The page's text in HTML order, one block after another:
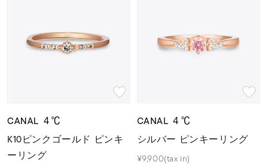
CANAL ４℃
K10ピンクゴールド ピンキ
ーリング
CANAL ４℃
シルバー ピンキーリング
¥9,900(tax in)